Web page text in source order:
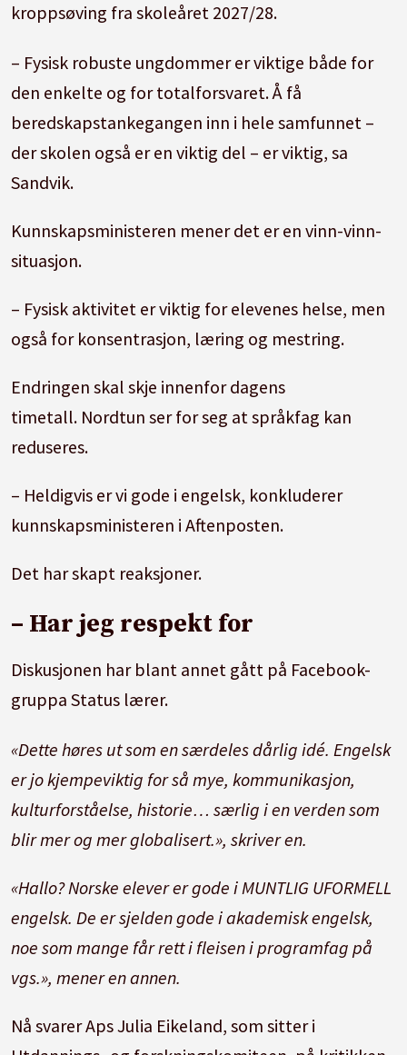
kroppsøving fra skoleåret 2027/28.
– Fysisk robuste ungdommer er viktige både for
den enkelte og for totalforsvaret. Å få
beredskapstankegangen inn i hele samfunnet –
der skolen også er en viktig del – er viktig, sa
Sandvik.
Kunnskapsministeren mener det er en vinn-vinn-
situasjon.
– Fysisk aktivitet er viktig for elevenes helse, men
også for konsentrasjon, læring og mestring.
Endringen skal skje innenfor dagens
timetall. Nordtun ser for seg at språkfag kan
reduseres.
– Heldigvis er vi gode i engelsk, konkluderer
kunnskapsministeren i Aftenposten.
Det har skapt reaksjoner.
– Har jeg respekt for
Diskusjonen har blant annet gått på Facebook-
gruppa Status lærer.
«Dette høres ut som en særdeles dårlig idé. Engelsk
er jo kjempeviktig for så mye, kommunikasjon,
kulturforståelse, historie… særlig i en verden som
blir mer og mer globalisert.», skriver en.
«Hallo? Norske elever er gode i MUNTLIG UFORMELL
engelsk. De er sjelden gode i akademisk engelsk,
noe som mange får rett i fleisen i programfag på
vgs.», mener en annen.
Nå svarer Aps Julia Eikeland, som sitter i